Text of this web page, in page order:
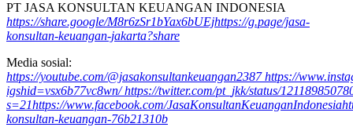
PT JASA KONSULTAN KEUANGAN INDONESIA
https://share.google/M8r6zSr1bYax6bUEjhttps://g.page/jasa-
konsultan-keuangan-jakarta?share
Media sosial:
https://youtube.com/@jasakonsultankeuangan2387https://
igshid=vsx6b77vc8wn/https://twitter.com/pt_jkk/status/
s=21https://www.facebook.com/JasaKonsultanKeuanganIndonesia
konsultan-keuangan-76b21310b